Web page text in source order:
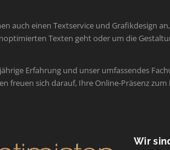
auch einen Textservice und Grafikdesign
Texten geht oder um die
Erfahrung und unser umfassendes
freuen sich darauf, Ihre Online-Präsenz zum
Wir